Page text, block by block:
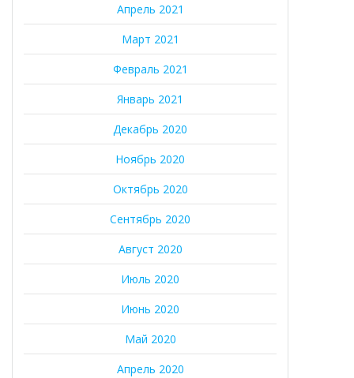
Апрель 2021
Март 2021
Февраль 2021
Январь 2021
Декабрь 2020
Ноябрь 2020
Октябрь 2020
Сентябрь 2020
Август 2020
Июль 2020
Июнь 2020
Май 2020
Апрель 2020